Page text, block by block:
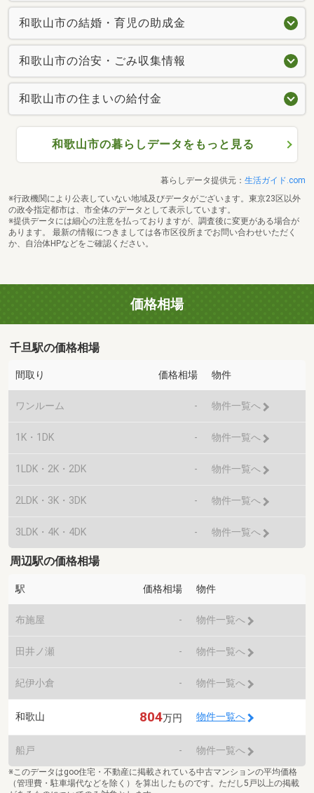
和歌山市の結婚・育児の助成金
和歌山市の治安・ごみ収集情報
和歌山市の住まいの給付金
和歌山市の暮らしデータをもっと見る
暮らしデータ提供元： 生活ガイド.com
※行政機関により公表していない地域及びデータがございます。東京23区以外
の政令指定都市は、市全体のデータとして表示しています。
※提供データには細心の注意を払っておりますが、調査後に変更がある場合が
あります。 最新の情報につきましては各市区役所までお問い合わせいただく
か、自治体HPなどをご確認ください。
価格相場
千旦駅の価格相場
間取り 価格相場 物件
ワンルーム - 物件一覧へ
1K・1DK - 物件一覧へ
1LDK・2K・2DK - 物件一覧へ
2LDK・3K・3DK - 物件一覧へ
3LDK・4K・4DK - 物件一覧へ
周辺駅の価格相場
駅 価格相場 物件
布施屋 - 物件一覧へ
田井ノ瀬 - 物件一覧へ
紀伊小倉 - 物件一覧へ
和歌山 804万円 物件一覧へ
船戸 - 物件一覧へ
※このデータはgoo住宅・不動産に掲載されている中古マンションの平均価格
（管理費・駐車場代などを除く）を算出したものです。ただし5戸以上の掲載